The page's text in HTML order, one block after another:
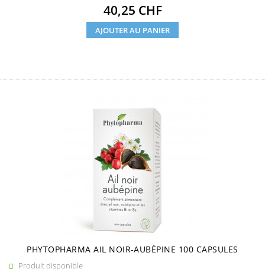
Prix
40,25 CHF
AJOUTER AU PANIER
PHYTOPHARMA AIL NOIR-AUBÉPINE 100 CAPSULES
 Produit disponible